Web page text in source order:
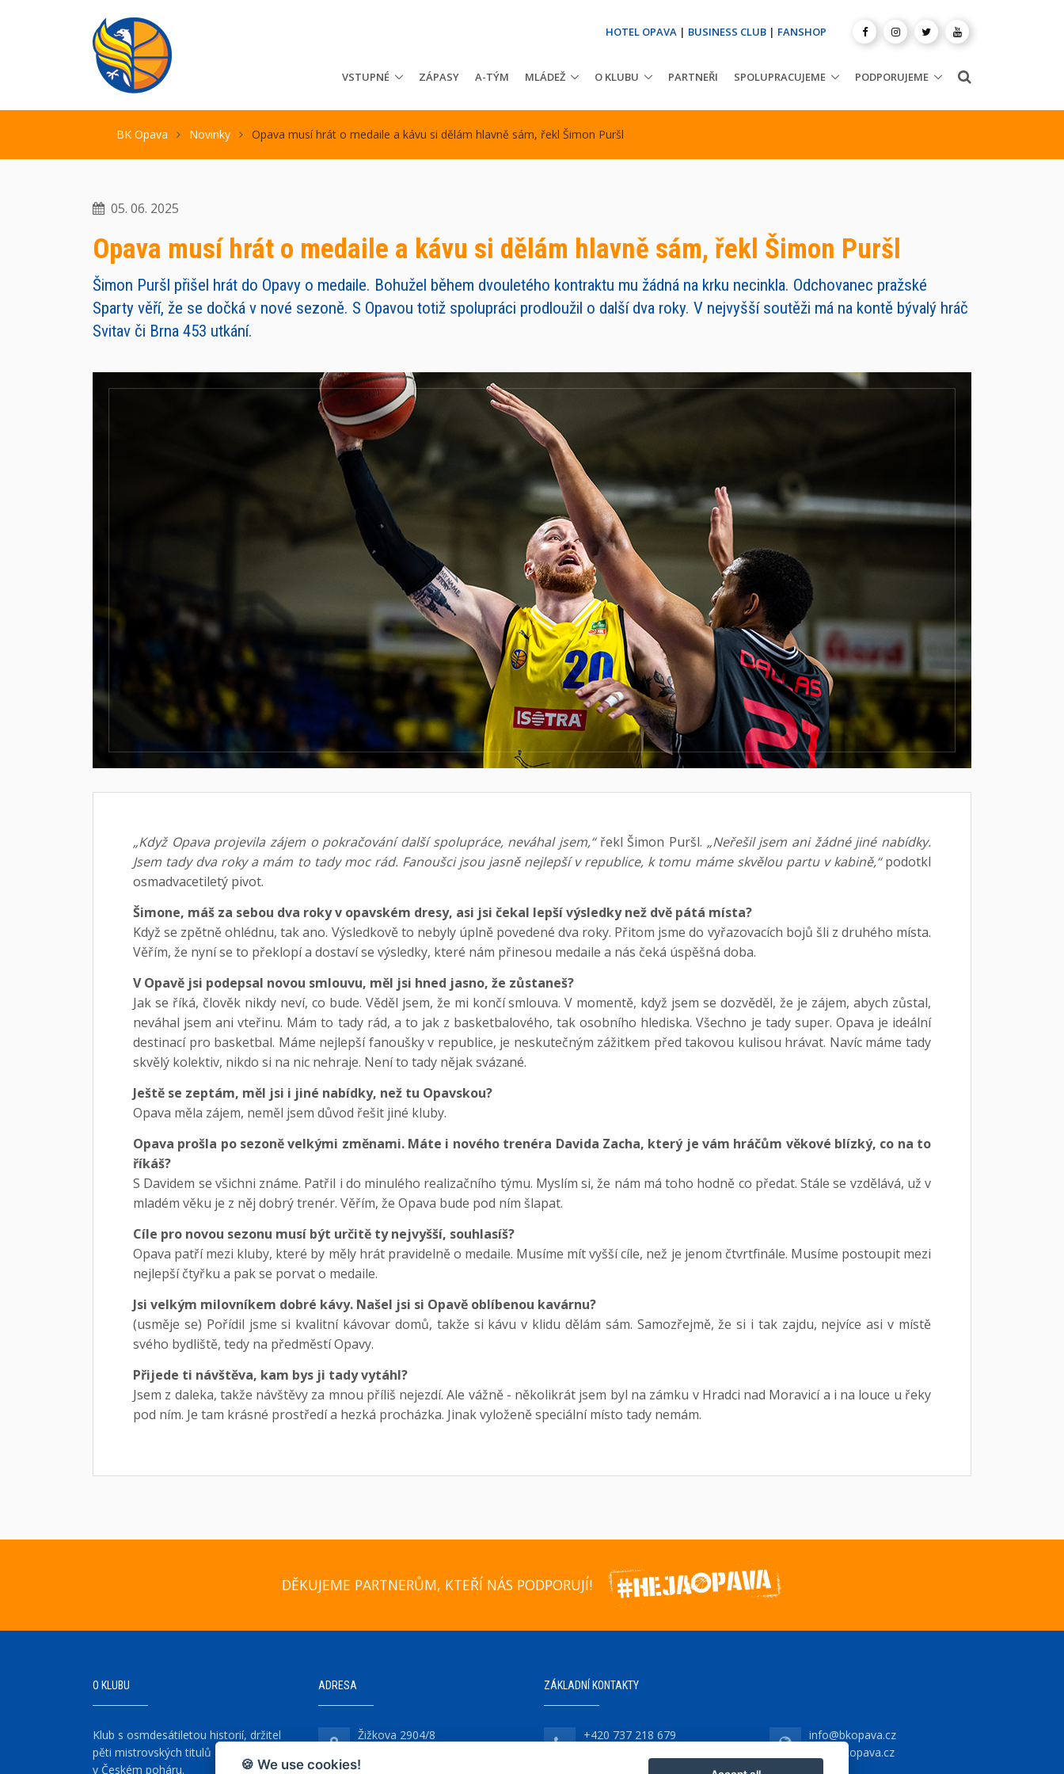
HOTEL OPAVA | BUSINESS CLUB | FANSHOP
VSTUPNÉ ZÁPASY A-TÝM MLÁDEŽ O KLUBU PARTNEŘI SPOLUPRACUJEME PODPORUJEME
BK Opava Novinky Opava musí hrát o medaile a kávu si dělám hlavně sám, řekl Šimon Puršl
05. 06. 2025
Opava musí hrát o medaile a kávu si dělám hlavně sám, řekl Šimon Puršl
Šimon Puršl přišel hrát do Opavy o medaile. Bohužel během dvouletého kontraktu mu žádná na krku necinkla. Odchovanec pražské
Sparty věří, že se dočká v nové sezoně. S Opavou totiž spolupráci prodloužil o další dva roky. V nejvyšší soutěži má na kontě bývalý hráč
Svitav či Brna 453 utkání.
„Když Opava projevila zájem o pokračování další spolupráce, neváhal jsem,“řekl Šimon Puršl. „Neřešil jsem ani žádné jiné nabídky.
Jsem tady dva roky a mám to tady moc rád. Fanoušci jsou jasně nejlepší v republice, k tomu máme skvělou partu v kabině,“podotkl
osmadvacetiletý pivot.
Šimone, máš za sebou dva roky v opavském dresy, asi jsi čekal lepší výsledky než dvě pátá místa?
Když se zpětně ohlédnu, tak ano. Výsledkově to nebyly úplně povedené dva roky. Přitom jsme do vyřazovacích bojů šli z druhého místa.
Věřím, že nyní se to překlopí a dostaví se výsledky, které nám přinesou medaile a nás čeká úspěšná doba.
V Opavě jsi podepsal novou smlouvu, měl jsi hned jasno, že zůstaneš?
Jak se říká, člověk nikdy neví, co bude. Věděl jsem, že mi končí smlouva. V momentě, když jsem se dozvěděl, že je zájem, abych zůstal,
neváhal jsem ani vteřinu. Mám to tady rád, a to jak z basketbalového, tak osobního hlediska. Všechno je tady super. Opava je ideální
destinací pro basketbal. Máme nejlepší fanoušky v republice, je neskutečným zážitkem před takovou kulisou hrávat. Navíc máme tady
skvělý kolektiv, nikdo si na nic nehraje. Není to tady nějak svázané.
Ještě se zeptám, měl jsi i jiné nabídky, než tu Opavskou?
Opava měla zájem, neměl jsem důvod řešit jiné kluby.
Opava prošla po sezoně velkými změnami. Máte i nového trenéra Davida Zacha, který je vám hráčům věkové blízký, co na to
říkáš?
S Davidem se všichni známe. Patřil i do minulého realizačního týmu. Myslím si, že nám má toho hodně co předat. Stále se vzdělává, už v
mladém věku je z něj dobrý trenér. Věřím, že Opava bude pod ním šlapat.
Cíle pro novou sezonu musí být určitě ty nejvyšší, souhlasíš?
Opava patří mezi kluby, které by měly hrát pravidelně o medaile. Musíme mít vyšší cíle, než je jenom čtvrtfinále. Musíme postoupit mezi
nejlepší čtyřku a pak se porvat o medaile.
Jsi velkým milovníkem dobré kávy. Našel jsi si Opavě oblíbenou kavárnu?
(usměje se) Pořídil jsme si kvalitní kávovar domů, takže si kávu v klidu dělám sám. Samozřejmě, že si i tak zajdu, nejvíce asi v místě
svého bydliště, tedy na předměstí Opavy.
Přijede ti návštěva, kam bys ji tady vytáhl?
Jsem z daleka, takže návštěvy za mnou příliš nejezdí. Ale vážně - několikrát jsem byl na zámku v Hradci nad Moravicí a i na louce u řeky
pod ním. Je tam krásné prostředí a hezká procházka. Jinak vyloženě speciální místo tady nemám.
DĚKUJEME PARTNERŮM, KTEŘÍ NÁS PODPORUJÍ!
O KLUBU
Klub s osmdesátiletou historií, držitel
pěti mistrovských titulů a šesti vítězství
v Českém poháru.
ADRESA
Žižkova 2904/8
ZÁKLADNÍ KONTAKTY
+420 737 218 679
info@bkopava.cz
www.bkopava.cz
🍪 We use cookies!